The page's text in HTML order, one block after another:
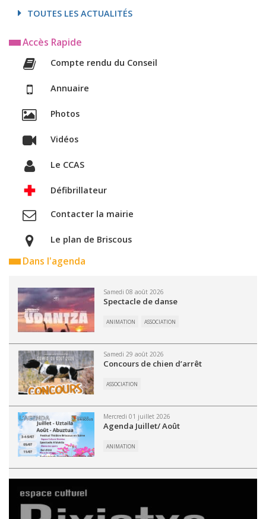
TOUTES LES ACTUALITÉS
Accès Rapide
Compte rendu du Conseil
Annuaire
Photos
Vidéos
Le CCAS
Défibrillateur
Contacter la mairie
Le plan de Briscous
Dans l'agenda
Samedi 08 août 2026
Spectacle de danse
ANIMATION ASSOCIATION
Samedi 29 août 2026
Concours de chien d’arrêt
ASSOCIATION
Mercredi 01 juillet 2026
Agenda Juillet/ Août
ANIMATION